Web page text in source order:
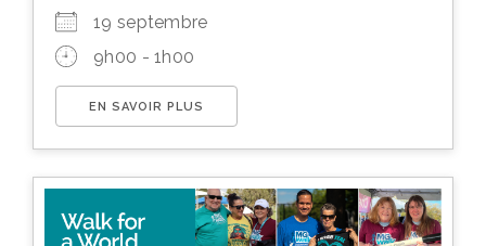
19 septembre
9h00 - 1h00
EN SAVOIR PLUS